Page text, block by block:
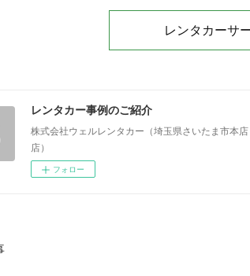
レンタカーサ
レンタカー事例のご紹介
株式会社ウェルレンタカー（埼玉県さいたま市本
店）
フォロー